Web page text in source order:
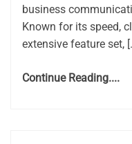
business
Known for its speed,
extensive feature set,
Continue Reading....